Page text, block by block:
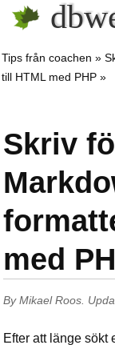
Tips från coachen
till HTML med PHP
Skriv
med
ByMikael Roos
Efter att länge sökt